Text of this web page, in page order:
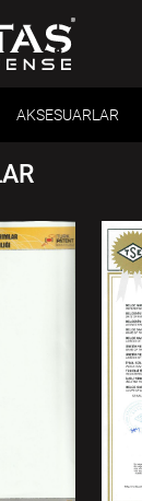
AKSESUARLAR